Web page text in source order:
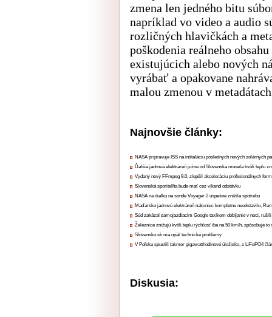
zmena len jedného bitu
napríklad vo video a audio
rozličných hlavičkách a
poškodenia reálneho
existujúcich alebo nových
vyrábať a opakovane
malou zmenou v
Najnovšie články:
NASA pripravuje ISS na inštaláciu posledných nových solárnych
Ďalšia jadrová elektráreň južne od Slovenska musela kvôli teplu
Vydaný nový FFmpeg 9.0, zlepšil akceleráciu profesionálnych
Slovenská sporiteľňa bude mať cez víkend odstávku
NASA na diaľku na sonde Voyager 2 úspešne znížila spotrebu
Maďarsko jadrovú elektráreň nakoniec kompletne neodstavilo,
Súd zakázal samojazdiacim Google taxíkom dobíjanie v noci,
Železnice znižujú kvôli teplu rýchlosť iba na 50 km/h, spôsobuje to
Slovensko.sk má opäť technické problémy
V Poľsku spustili takmer gigawatthodinové úložisko, z LiFePO4
Diskusia: